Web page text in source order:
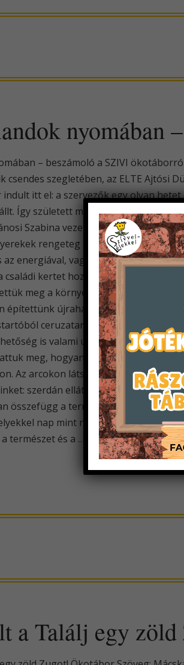
nyomában
– beszámoló a SZIVI
csendes szegletében, az ELTE Ajtósi
itt el: a szervezők egy olyan
Így született meg a Szívvel-Lélekkel
Szabina vezetésével. A
rengeteg kérdéssel és ötlettel
az energiával, vagy hogy milyen
családi kertet hozta példának.
meg a környezetvédelem
építettünk újrahasznosított
ceruzatartó készült. A
is valami újra. Kiemelkedő
meg, hogyan termel áramot a
Az arcokon látszott a
szerdán ellátogattunk a Csodák
összefügg a természet
nap mint nap találkozunk: a
természet és a …
a Találj egy